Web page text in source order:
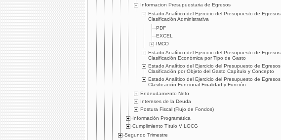
Informacion Presupuestaria de Egresos
Estado Analítico del Ejercicio del Presupuesto de Egresos
Clasificación Administrativa
PDF
EXCEL
IMCO
Estado Analítico del Ejercicio del Presupuesto de Egresos
Clasificación Económica por Tipo de Gasto
Estado Analítico del Ejercicio del Presupuesto de Egresos
Clasificación por Objeto del Gasto Capítulo y Concepto
Estado Analítico del Ejercicio del Presupuesto de Egresos
Clasificación Funcional Finalidad y Función
Endeudamiento Neto
Intereses de la Deuda
Postura Fiscal (Flujo de Fondos)
Información Programática
Cumplimiento Título V LGCG
Segundo Trimestre